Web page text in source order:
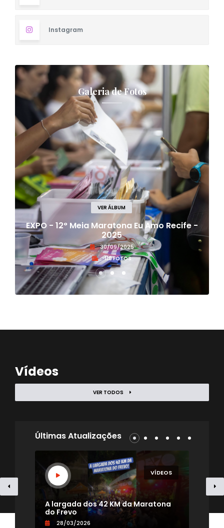
Instagram
Galeria de Fotos
VER ÁLBUM
EXPO - 12° Meia Maratona Eu Amo Recife -
2025
30/09/2025
118 FOTOS
Vídeos
VER TODOS
Últimas Atualizações
A largada dos 42 KM da Maratona
do Frevo
28/03/2026
VÍDEOS